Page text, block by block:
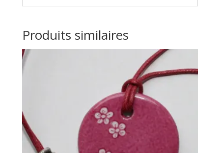
Produits similaires